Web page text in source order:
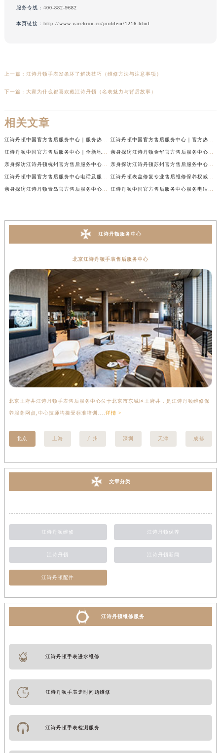
服务专线： 400-882-9682
本页链接： http://www.vacehron.cn/problem/1216.html
上一篇： 江诗丹顿手表发条坏了解决技巧（维修方法与注意事项）
下一篇： 大家为什么都喜欢戴江诗丹顿（名表魅力与背后故事）
相关文章
江诗丹顿中国官方售后服务中心｜服务热线及全部维修地址权威信息通告（2026年7月最新） 江诗丹顿中国官方售后服务中心｜官方热线与门店地址权威信息声明（2026年7月最新）
江诗丹顿中国官方售后服务中心｜全新地址及售后电话权威信息通告（2026年7月最新） 亲身探访江诗丹顿金华官方售后服务中心｜全新地址电话（2026年7月最新）
亲身探访江诗丹顿杭州官方售后服务中心｜全部网点地址电话（2026年7月最新） 亲身探访江诗丹顿苏州官方售后服务中心｜完整地址与联系电话（2026年7月最新）
江诗丹顿中国官方售后服务中心电话及服务网点地址实地考察报告_多信源验证（2026年7月最新） 江诗丹顿表盘修复专业售后维修保养权威公示（2026年7月最新）
亲身探访江诗丹顿青岛官方售后服务中心｜全新服务热线及门店地址（2026年7月最新） 江诗丹顿中国官方售后服务中心服务电话及详细地址实地考察报告_多信源验证（2026年7月最新）
江诗丹顿服务中心
北京江诗丹顿手表售后服务中心
北京王府井江诗丹顿手表售后服务中心位于北京市东城区王府井，是江诗丹顿维修保
养服务网点,中心技师均接受标准培训....详情 >
北京 上海 广州 深圳 天津 成都
文章分类
江诗丹顿维修 江诗丹顿保养
江诗丹顿 江诗丹顿新闻
江诗丹顿配件
江诗丹顿维修服务
江诗丹顿手表进水维修
江诗丹顿手表走时问题维修
江诗丹顿手表检测服务